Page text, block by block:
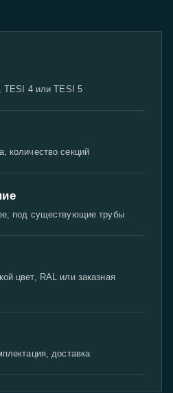
TESI 4 или TESI 5
количество секций
под существующие трубы
цвет, RAL или заказная
доставка